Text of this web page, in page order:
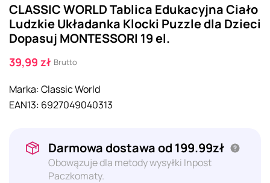
CLASSIC WORLD Tablica Edukacyjna Ciało
Ludzkie Układanka Klocki Puzzle dla Dzieci
Dopasuj MONTESSORI 19 el.
39,99 zł Brutto
Marka:Classic World
EAN13: 6927049040313
Darmowa dostawa od 199.99zł
Obowązuje dla metody wysyłki Inpost
Paczkomaty.